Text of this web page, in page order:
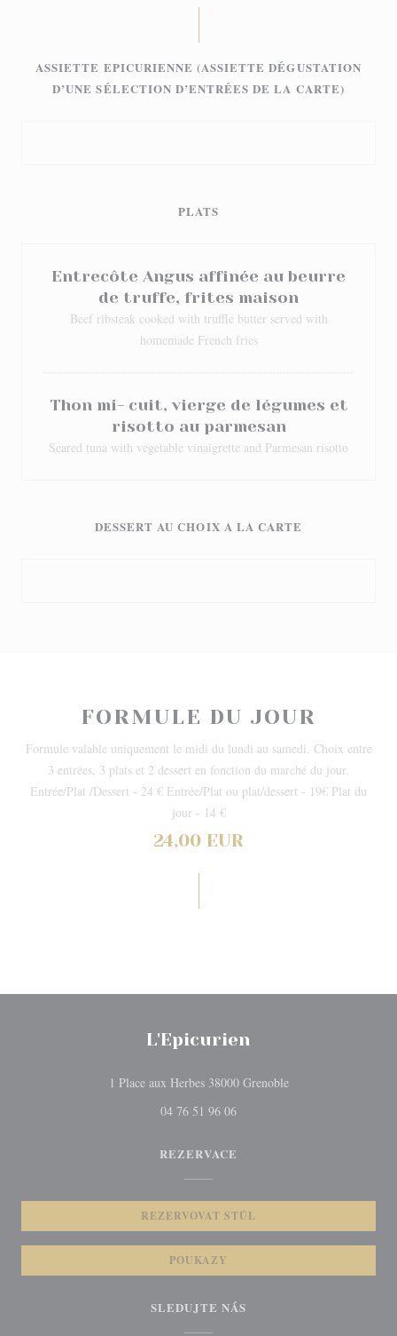
ASSIETTE EPICURIENNE (ASSIETTE DÉGUSTATION
D’UNE SÉLECTION D’ENTRÉES DE LA CARTE)
PLATS
Entrecôte Angus affinée au beurre
de truffe, frites maison
Beef ribsteak cooked with truffle butter served with
homemade French fries
Thon mi- cuit, vierge de légumes et
risotto au parmesan
Seared tuna with vegetable vinaigrette and Parmesan risotto
DESSERT AU CHOIX A LA CARTE
FORMULE DU JOUR
Formule valable uniquement le midi du lundi au samedi. Choix entre
3 entrées, 3 plats et 2 dessert en fonction du marché du jour.
Entrée/Plat /Dessert - 24 € Entrée/Plat ou plat/dessert - 19€ Plat du
jour - 14 €
24,00 EUR
L'Epicurien
1 Place aux Herbes 38000 Grenoble((otevře se v novém
04 76 51 96 06
REZERVACE
REZERVOVAT STŮL
POUKAZY
SLEDUJTE NÁS